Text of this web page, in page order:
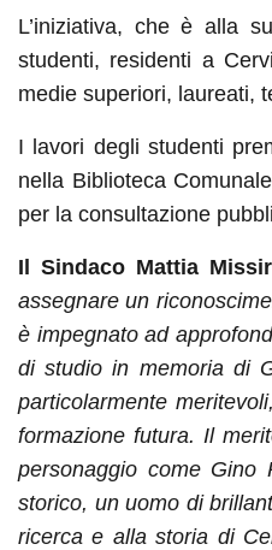
L’iniziativa, che è alla
studenti, residenti a
medie superiori, laureati,
I lavori degli studenti
nella Biblioteca
per la consultazione
Il Sindaco Mattia
assegnare un
è impegnato ad
di studio in memoria di
particolarmente
formazione futura. Il
personaggio come Gino
storico, un uomo di
ricerca e alla storia di